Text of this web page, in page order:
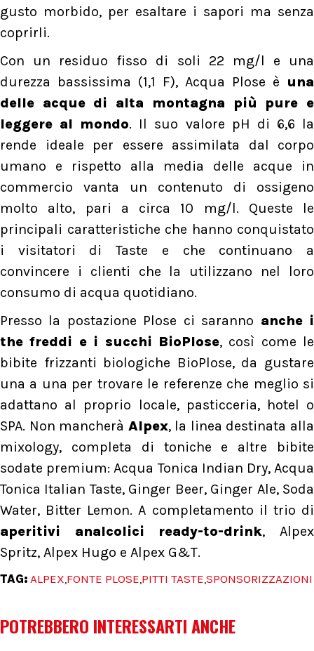
gusto morbido, per esaltare i sapori ma senza
coprirli.
Con un residuo fisso di soli 22 mg/l e una
durezza bassissima (1,1 F), Acqua Plose è una
delle acque di alta montagna più pure e
leggere al mondo. Il suo valore pH di 6,6 la
rende ideale per essere assimilata dal corpo
umano e rispetto alla media delle acque in
commercio vanta un contenuto di ossigeno
molto alto, pari a circa 10 mg/l. Queste le
principali caratteristiche che hanno conquistato
i visitatori di Taste e che continuano a
convincere i clienti che la utilizzano nel loro
consumo di acqua quotidiano.
Presso la postazione Plose ci saranno anche i
the freddi e i succhi BioPlose, così come le
bibite frizzanti biologiche BioPlose, da gustare
una a una per trovare le referenze che meglio si
adattano al proprio locale, pasticceria, hotel o
SPA. Non mancherà Alpex, la linea destinata alla
mixology, completa di toniche e altre bibite
sodate premium: Acqua Tonica Indian Dry, Acqua
Tonica Italian Taste, Ginger Beer, Ginger Ale, Soda
Water, Bitter Lemon. A completamento il trio di
aperitivi analcolici ready-to-drink, Alpex
Spritz, Alpex Hugo e Alpex G&T.
TAG: ALPEX,FONTE PLOSE,PITTI TASTE,SPONSORIZZAZIONI
POTREBBERO INTERESSARTI ANCHE